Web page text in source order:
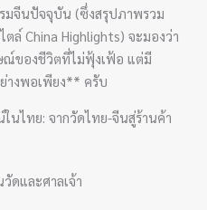
มจีนปัจจุบัน (ซึ่งสรุปภาพรวม
ล์ China Highlights) จะมองว่า
ของชีวิตที่ไม่ฟุ้งเฟ้อ แต่มี
างพอเพียง** ครับ
นไทย: จากวัดไทย-จีนสู่ร้านค้า
ดและศาลเจ้า